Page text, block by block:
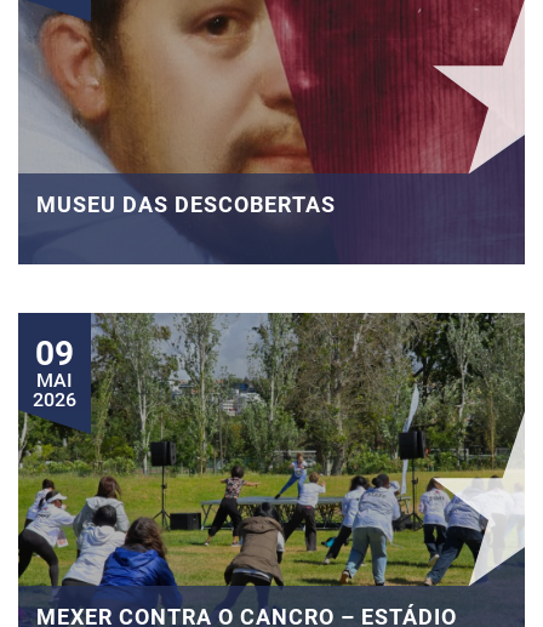
MUSEU DAS DESCOBERTAS
09
MAI
2026
MEXER CONTRA O CANCRO – ESTÁDIO